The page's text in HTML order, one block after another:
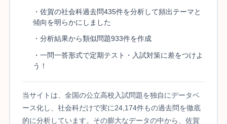
・佐賀の社会科過去問435件を分析して頻出テーマと
傾向を明らかにしました
・分析結果から類似問題933件を作成
・一問一答形式で定期テスト・入試対策に差をつけよ
う！
当サイトは、全国の公立高校入試問題を独自にデータベ
ース化し、社会科だけで実に24,174件もの過去問を徹底
的に分析しています。その膨大なデータの中から、佐賀